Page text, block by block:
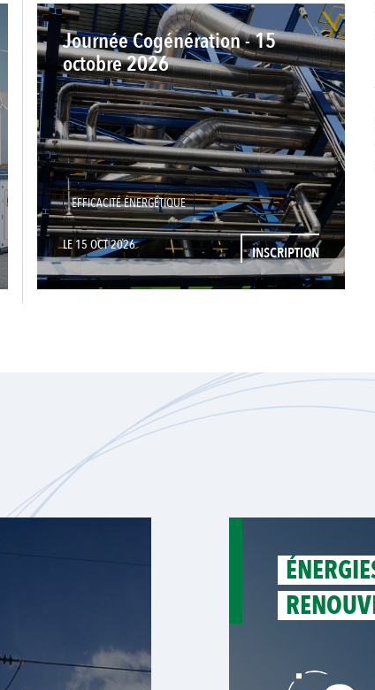
Journée Cogénération - 15
octobre 2026
EFFICACITÉ ÉNERGÉTIQUE
LE 15 OCT 2026 INSCRIPTION